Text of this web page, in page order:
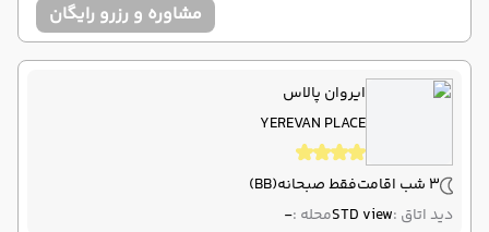
مشاوره و رزرو رایگان
ایروان پالاس
YEREVAN PLACE
3 شب اقامت فقط صبحانه(BB)
دید اتاق :STD viewمحله :-